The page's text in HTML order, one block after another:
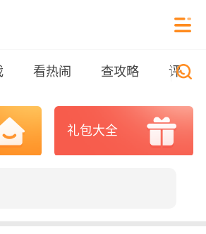
看热闹 查攻略 评测
礼包大全